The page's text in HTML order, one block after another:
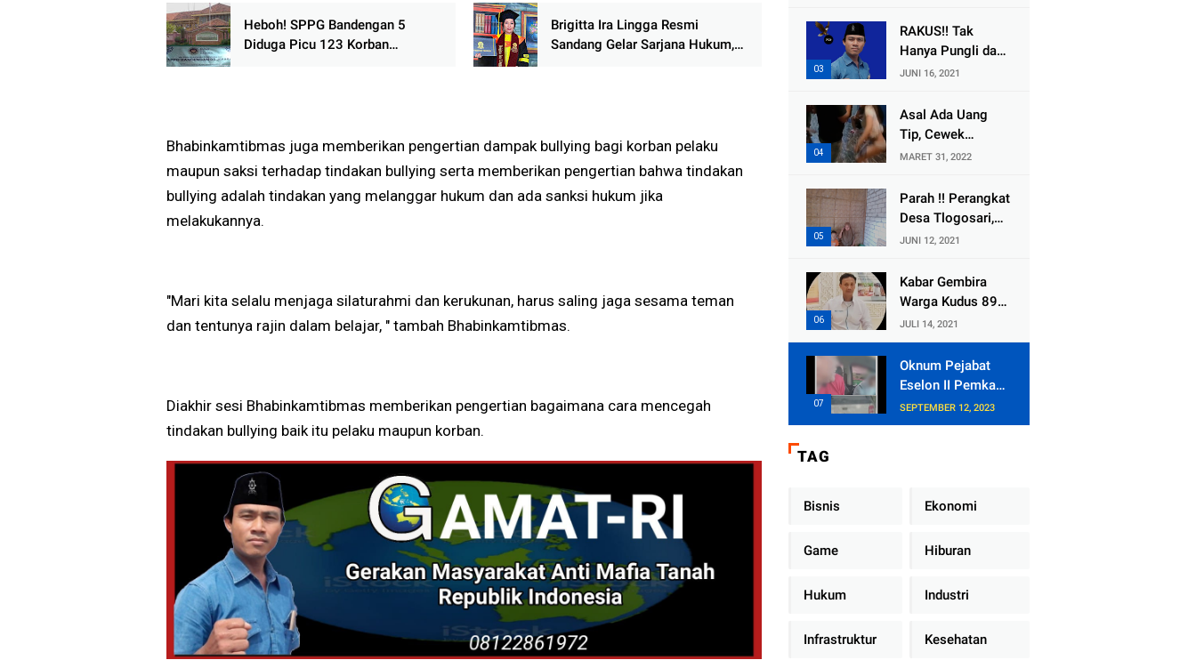
Heboh! SPPG Bandengan 5
Diduga Picu 123 Korban
Brigitta Ira Lingga Resmi
Sandang Gelar Sarjana Hukum,
Bhabinkamtibmas juga memberikan pengertian dampak bullying bagi korban pelaku
maupun saksi terhadap tindakan bullying serta memberikan pengertian bahwa tindakan
bullying adalah tindakan yang melanggar hukum dan ada sanksi hukum jika
melakukannya.
"Mari kita selalu menjaga silaturahmi dan kerukunan, harus saling jaga sesama teman
dan tentunya rajin dalam belajar, " tambah Bhabinkamtibmas.
Diakhir sesi Bhabinkamtibmas memberikan pengertian bagaimana cara mencegah
tindakan bullying baik itu pelaku maupun korban.
Mengalami
Kecelakaan
RAKUS!! Tak
Hanya Pungli dan
Dana Bedah
Diembat, ,
Perangkat Desa
Selewengkan
Bantuan Mushola
JUNI 16, 2021
Asal Ada Uang
Tip, Cewek
Pemandu Karaoke
Bersedia Bugil
MARET 31, 2022
Parah !! Perangkat
Desa Tlogosari,
Kecamatan
Embat Dana Bedah
Rumah dari
JUNI 12, 2021
Kabar Gembira
Warga Kudus 89
Persen RT di
Kudus Zona Hijau
JULI 14, 2021
Oknum Pejabat
Eselon II Pemkab
Lampung Utara
Asik Ngobrol
Dinas
SEPTEMBER 12, 2023
TAG
Bisnis Ekonomi
Game Hiburan
Hukum Industri
Infrastruktur Kesehatan